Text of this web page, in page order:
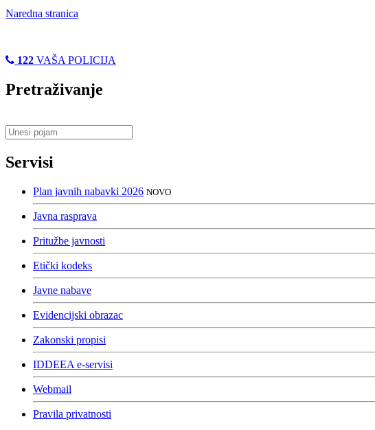
Naredna stranica
122 VAŠA POLICIJA
Pretraživanje
Servisi
Plan javnih nabavki 2026 NOVO
Javna rasprava
Pritužbe javnosti
Etički kodeks
Javne nabave
Evidencijski obrazac
Zakonski propisi
IDDEEA e-servisi
Webmail
Pravila privatnosti